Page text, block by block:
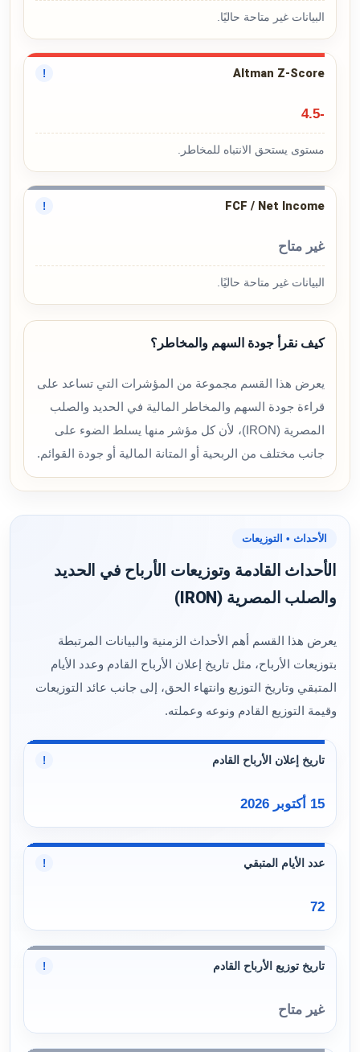
البيانات غير متاحة حاليًا.
Altman Z-Score
!
-4.5
مستوى يستحق الانتباه للمخاطر.
FCF / Net Income
!
غير متاح
البيانات غير متاحة حاليًا.
كيف نقرأ جودة السهم والمخاطر؟
يعرض هذا القسم مجموعة من المؤشرات التي تساعد على
قراءة جودة السهم والمخاطر المالية في الحديد والصلب
المصرية (IRON)، لأن كل مؤشر منها يسلط الضوء على
جانب مختلف من الربحية أو المتانة المالية أو جودة القوائم.
الأحداث • التوزيعات
الأحداث القادمة وتوزيعات الأرباح في الحديد
والصلب المصرية (IRON)
يعرض هذا القسم أهم الأحداث الزمنية والبيانات المرتبطة
بتوزيعات الأرباح، مثل تاريخ إعلان الأرباح القادم وعدد الأيام
المتبقي وتاريخ التوزيع وانتهاء الحق، إلى جانب عائد التوزيعات
وقيمة التوزيع القادم ونوعه وعملته.
تاريخ إعلان الأرباح القادم !
15 أكتوبر 2026
عدد الأيام المتبقي !
72
تاريخ توزيع الأرباح القادم !
غير متاح